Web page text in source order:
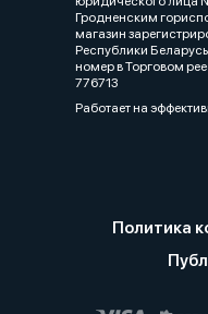
Гродненским
магазин
Республики
номер в Торговом
776713
Работает на
Политика